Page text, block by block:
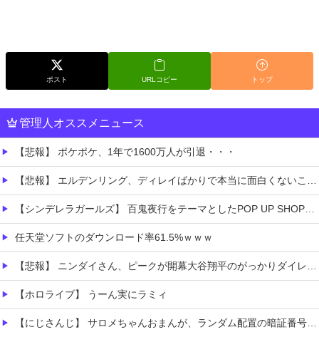
ポスト URLコピー トップ
管理人オススメニュース
【悲報】 ポケポケ、1年で1600万人が引退・・・
【悲報】 エルデンリング、ディレイばかりで本当に面白くないこのゲーム←賛同の声が多数…
【シンデレラガールズ】 百鬼夜行をテーマとしたPOP UP SHOPが東京・大阪にて開催
任天堂ソフトのダウンロード率61.5%ｗｗｗ
【悲報】 ニンダイさん、ピークが開幕大谷翔平のがっかりダイレクトだったと言われてしまう
【ホロライブ】 うーん実にラミィ
【にじさんじ】 サロメちゃんおまんが、ランダム配置の暗証番号入力に敗北「3回失敗しましたわ」